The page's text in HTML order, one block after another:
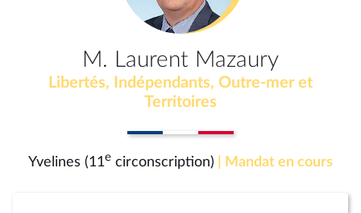
M. Laurent Mazaury
Libertés, Indépendants, Outre-mer et
Territoires
Yvelines (11e circonscription) | Mandat en cours